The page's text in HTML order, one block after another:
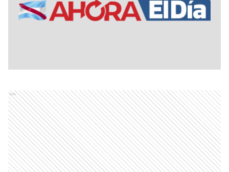
Ads